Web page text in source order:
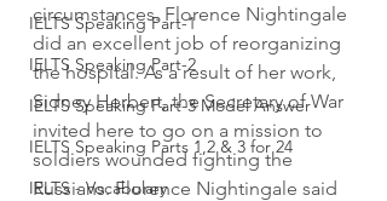
IELTS Speaking Part-1
IELTS Speaking Part-2
IELTS Speaking Part-3 Model Answer
IELTS Speaking Parts 1,2 & 3 for 24
IELTS - Vocabulary
circumstances. Florence Nightingale
did an excellent job of reorganizing
the hospital. As a result of her work,
Sidney Herbert, the Secretary of War
invited here to go on a mission to
soldiers wounded fighting the
Russians. Florence Nightingale said